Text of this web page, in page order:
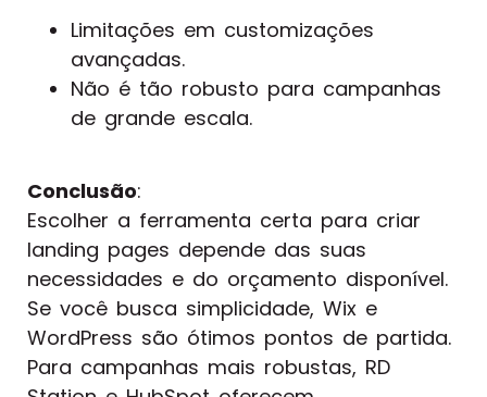
Limitações em customizações
avançadas.
Não é tão robusto para campanhas
de grande escala.
Conclusão:
Escolher a ferramenta certa para criar
landing pages depende das suas
necessidades e do orçamento disponível.
Se você busca simplicidade, Wix e
WordPress são ótimos pontos de partida.
Para campanhas mais robustas, RD